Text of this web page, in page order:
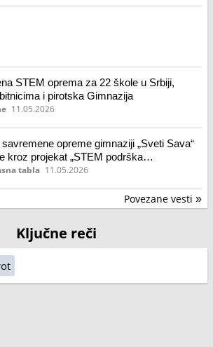
STEM oprema za 22 škole u Srbiji,
i pirotska Gimnazija
11.05.2026
opreme gimnaziji „Sveti Sava“
kroz projekat „STEM podrška
obrazovanju u Srbiji“
tabla 11.05.2026
Povezane vesti »
Ključne reči